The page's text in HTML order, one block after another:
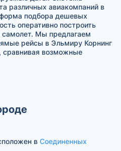
различных авиакомпаний в
подбора дешевых
оперативно построить
самолет. Мы предлагаем
рейсы в Эльмиру Корнинг
сравнивая возможные
в Соединенных